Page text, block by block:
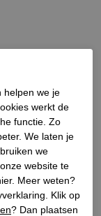
helpen we je
werkt de
functie. Zo
We laten je
we
website te
Meer weten?
Klik op
? Dan plaatsen